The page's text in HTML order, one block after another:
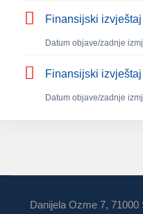
Finansijski
Datum objave/zadnje
Finansijski
Datum objave/zadnje
Danijela Ozme 7,